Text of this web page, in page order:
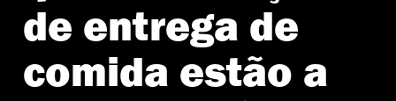
de entrega de
comida estão a